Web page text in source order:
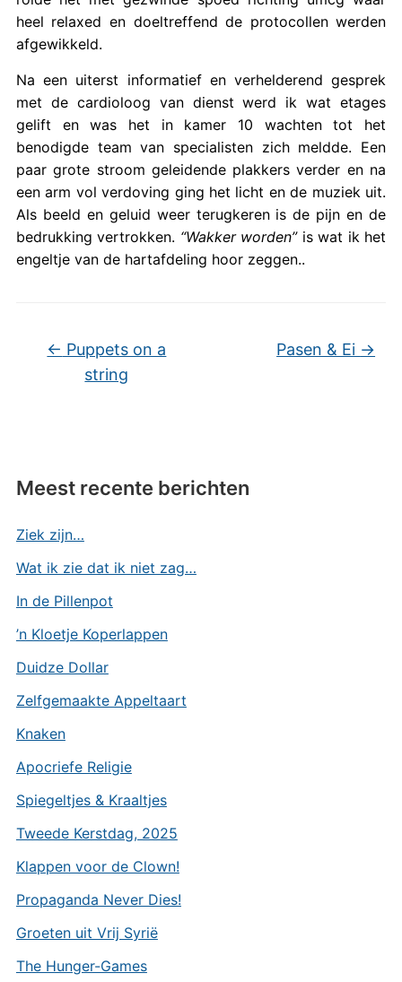
heel relaxed en doeltreffend de protocollen werden
afgewikkeld.
Na een uiterst informatief en verhelderend gesprek
met de cardioloog van dienst werd ik wat etages
gelift en was het in kamer 10 wachten tot het
benodigde team van specialisten zich meldde. Een
paar grote stroom geleidende plakkers verder en na
een arm vol verdoving ging het licht en de muziek uit.
Als beeld en geluid weer terugkeren is de pijn en de
bedrukking vertrokken. “Wakker worden”is wat ik het
engeltje van de hartafdeling hoor zeggen..
← Puppets on a
string
Pasen & Ei →
Meest recente berichten
Ziek zijn…
Wat ik zie dat ik niet zag…
In de Pillenpot
’n Kloetje Koperlappen
Duidze Dollar
Zelfgemaakte Appeltaart
Knaken
Apocriefe Religie
Spiegeltjes & Kraaltjes
Tweede Kerstdag, 2025
Klappen voor de Clown!
Propaganda Never Dies!
Groeten uit Vrij Syrië
The Hunger-Games